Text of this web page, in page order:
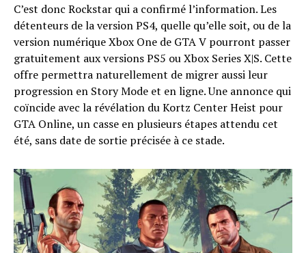
C’est donc Rockstar qui a confirmé l’information. Les
détenteurs de la version PS4, quelle qu’elle soit, ou de la
version numérique Xbox One de GTA V pourront passer
gratuitement aux versions PS5 ou Xbox Series X|S. Cette
offre permettra naturellement de migrer aussi leur
progression en Story Mode et en ligne. Une annonce qui
coïncide avec la révélation du Kortz Center Heist pour
GTA Online, un casse en plusieurs étapes attendu cet
été, sans date de sortie précisée à ce stade.